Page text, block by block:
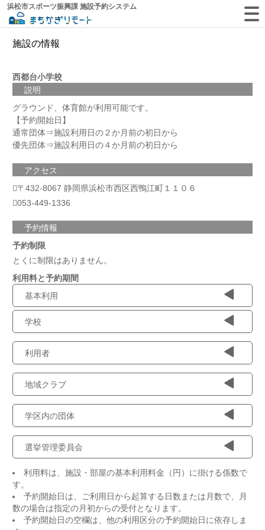
浜松市スポーツ振興課 施設予約システム
施設の情報
西都台小学校
説明
グラウンド、体育館が利用可能です。
【予約開始日】
通常団体⇒施設利用日の２か月前の初日から
優先団体⇒施設利用日の４か月前の初日から
アクセス
〒432-8067 静岡県浜松市西区西鴨江町１１０６
053-449-1336
予約情報
予約制限
とくに制限はありません。
利用料と予約期間
基本利用
学校
利用者
地域クラブ
学区内の団体
選挙管理委員会
利用料は、施設・部屋の基本利用料金（円）に掛ける係数で
す。
予約開始日は、ご利用日から起算する日数または月数で、月
数の場合は指定の月初からの受付となります。
予約開始日の空欄は、他の利用区分の予約開始日に依存しま